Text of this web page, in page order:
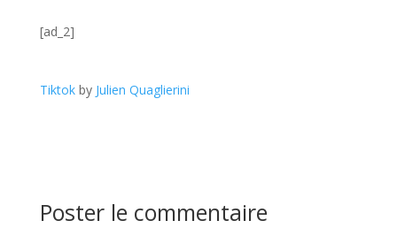
[ad_2]
Tiktok by Julien Quaglierini
Poster le commentaire